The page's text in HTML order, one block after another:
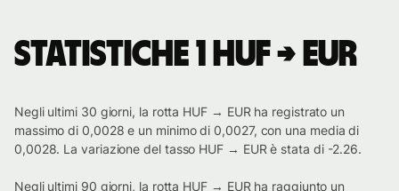
Statistiche 1 HUF → EUR
Negli ultimi 30 giorni, la rotta HUF → EUR ha registrato un
massimo di 0,0028 e un minimo di 0,0027, con una media di
0,0028. La variazione del tasso HUF → EUR è stata di -2.26.
Negli ultimi 90 giorni, la rotta HUF → EUR ha raggiunto un